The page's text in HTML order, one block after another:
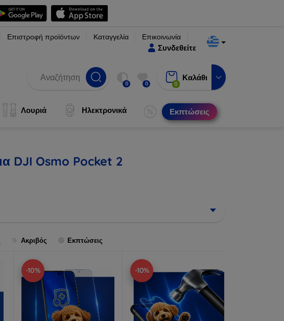
Επιστροφή προϊόντων Καταγγελία Επικοινωνία
Συνδεθείτε
0 0 0
Καλάθι
Λουριά Ηλεκτρονικά Εκπτώσεις
DJI Osmo Pocket 2
Ακριβός Εκπτώσεις
-10% -10%